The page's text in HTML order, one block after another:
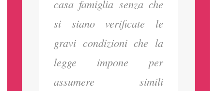
casa famiglia senza che
si siano verificate le
gravi condizioni che la
legge impone per
assumere simili